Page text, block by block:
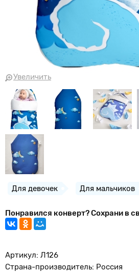
Увеличить
Для девочек Для мальчиков
Понравился конверт? Сохрани в
Артикул: Л126
Страна-производитель: Россия